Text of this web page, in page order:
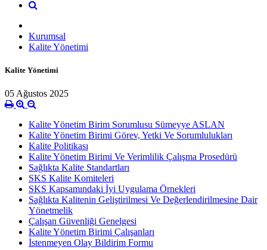
Kurumsal
Kalite Yönetimi
Kalite Yönetimi
05 Ağustos 2025
Kalite Yönetim Birim Sorumlusu Sümeyye ASLAN
Kalite Yönetim Birimi Görev, Yetki Ve Sorumlulukları
Kalite Politikası
Kalite Yönetim Birimi Ve Verimlilik Çalışma Prosedürü
Sağlıkta Kalite Standartları
SKS Kalite Komiteleri
SKS Kapsamındaki İyi Uygulama Örnekleri
Sağlıkta Kalitenin Geliştirilmesi Ve Değerlendirilmesine Dair
Yönetmelik
Çalışan Güvenliği Genelgesi
Kalite Yönetim Birimi Çalışanları
İstenmeyen Olay Bildirim Formu